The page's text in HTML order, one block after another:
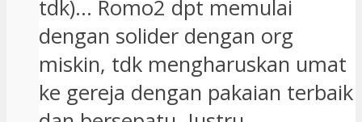
tdk)… Romo2 dpt memulai
dengan solider dengan org
miskin, tdk mengharuskan umat
ke gereja dengan pakaian terbaik